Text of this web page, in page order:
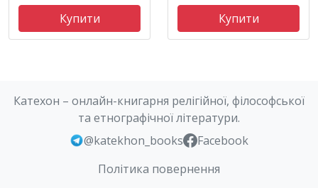
Купити
Купити
Катехон – онлайн-книгарня релігійної, філософської
та етнографічної літератури.
@katekhon_books
Facebook
Політика повернення